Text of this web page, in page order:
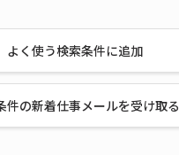
よく使う検索条件に追加
件の新着仕事メールを受け取る